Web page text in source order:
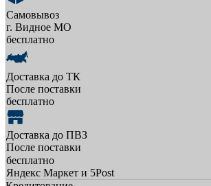
Самовывоз
г. Видное МО
бесплатно
Доставка до ТК
После поставки
бесплатно
Доставка до ПВЗ
После поставки
бесплатно
Яндекс Маркет и 5Post